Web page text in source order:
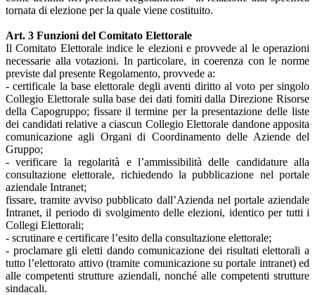
tornata di elezione per la quale viene costituito.
Art. 3 Funzioni del Comitato Elettorale
Il Comitato Elettorale indice le elezioni e provvede al le operazioni
necessarie alla votazioni. In particolare, in coerenza con le norme
previste dal presente Regolamento, provvede a:
- certificale la base elettorale degli aventi diritto al voto per singolo
Collegio Elettorale sulla base dei dati fomiti dalla Direzione Risorse
della Capogruppo; fissare il termine per la presentazione delle liste
dei candidati relative a ciascun Collegio Elettorale dandone apposita
comunicazione agli Organi di Coordinamento delle Aziende del
Gruppo;
- verificare la regolarità e l’ammissibilità delle candidature alla
consultazione elettorale, richiedendo la pubblicazione nel portale
aziendale Intranet;
fissare, tramite avviso pubblicato dall’Azienda nel portale aziendale
Intranet, il periodo di svolgimento delle elezioni, identico per tutti i
Collegi Elettorali;
- scrutinare e certificare l’esito della consultazione elettorale;
- proclamare gli eletti dando comunicazione dei risultati elettorali a
tutto l’elettorato attivo (tramite comunicazione su portale intranet) ed
alle competenti strutture aziendali, nonché alle competenti strutture
sindacali.